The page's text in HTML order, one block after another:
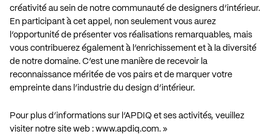
créativité au sein de notre communauté de designers d’intérieur.
En participant à cet appel, non seulement vous aurez
l’opportunité de présenter vos réalisations remarquables, mais
vous contribuerez également à l’enrichissement et à la diversité
de notre domaine. C’est une manière de recevoir la
reconnaissance méritée de vos pairs et de marquer votre
empreinte dans l’industrie du design d’intérieur.
Pour plus d’informations sur l’APDIQ et ses activités, veuillez
visiter notre site web : www.apdiq.com. »